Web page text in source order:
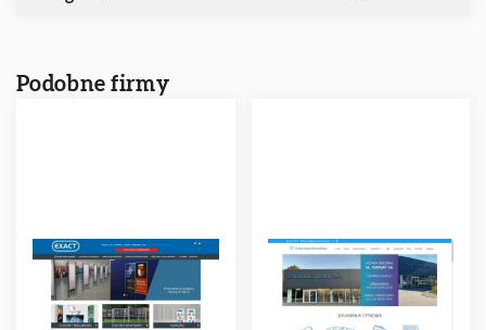
Podobne firmy